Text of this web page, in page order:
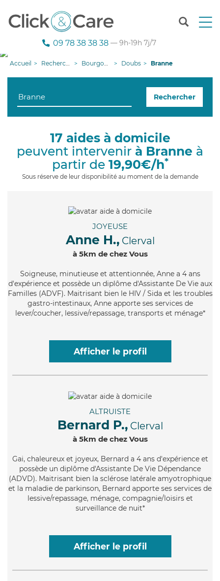
T
n
g
09 78 38 38 38 — 9h-19h 7j/7
Accueil Recherche aide à domicile Bourgogne-Franche-Comté Doubs Branne
Rechercher
17 aides à domicile
peuvent intervenir à Branne à
partir de 19,90€/h*
Sous réserve de leur disponibilité au moment de la demande
JOYEUSE
Anne H., Clerval
à 5km de chez Vous
Soigneuse, minutieuse et attentionnée, Anne a 4 ans
d'expérience et possède un diplôme d'Assistante De Vie aux
Familles (ADVF). Maitrisant bien le HIV / Sida et les troubles
gastro-intestinaux, Anne apporte ses services de
lever/coucher, lessive/repassage, transports et ménage*
Afficher le profil
ALTRUISTE
Bernard P., Clerval
à 5km de chez Vous
Gai, chaleureux et joyeux, Bernard a 4 ans d'expérience et
possède un diplôme d'Assistante De Vie Dépendance
(ADVD). Maitrisant bien la sclérose latérale amyotrophique
et la maladie de parkinson, Bernard apporte ses services de
lessive/repassage, ménage, compagnie/loisirs et
surveillance de nuit*
Afficher le profil